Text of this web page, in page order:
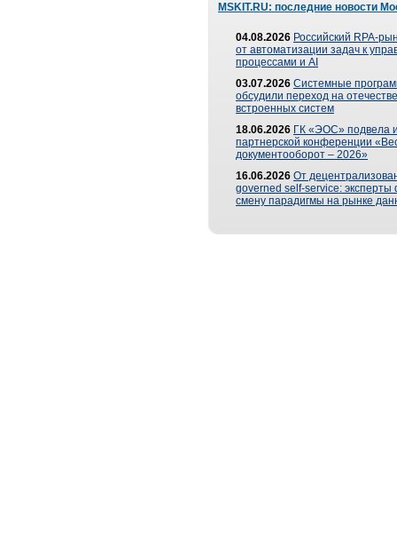
MSKIT.RU: последние новости
04.08.2026 Российский RPA-
от автоматизации задач к
процессами и AI
03.07.2026 Системные
обсудили переход на
встроенных систем
18.06.2026 ГК «ЭОС» подвела
партнерской конференции
документооборот – 2026»
16.06.2026 От
governed self-service: эксперты
смену парадигмы на рынке